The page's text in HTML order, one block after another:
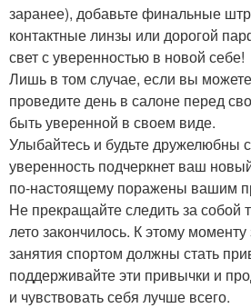
заранее), добавьте финальные
контактные линзы или дорогой
свет с уверенностью в новой себе!
Лишь в том случае, если вы можете
проведите день в салоне перед
быть уверенной в своем виде.
Улыбайтесь и будьте дружелюбны
уверенность подчеркнет ваш
по-настоящему поражены вашим
Не прекращайте следить за собой
лето закончилось. К этому
занятия спортом должны стать
поддерживайте эти привычки и
и чувствовать себя лучше всего.